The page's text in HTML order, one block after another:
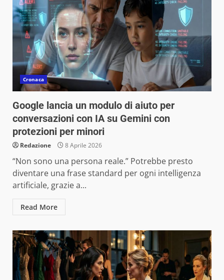
Cronaca
Google lancia un modulo di aiuto per
conversazioni con IA su Gemini con
protezioni per minori
Redazione 8 Aprile 2026
“Non sono una persona reale.” Potrebbe presto
diventare una frase standard per ogni intelligenza
artificiale, grazie a...
Read More